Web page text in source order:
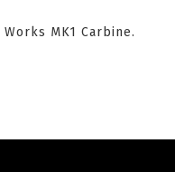
MK1 Carbine.